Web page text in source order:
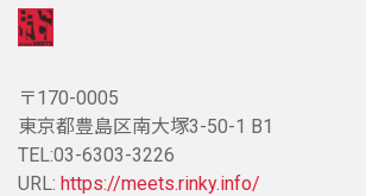
〒170-0005
東京都豊島区南大塚3-50-1 B1
TEL:03-6303-3226
URL: https://meets.rinky.info/